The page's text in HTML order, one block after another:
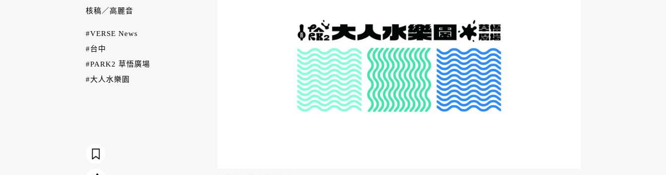
核稿／高麗音
#VERSE News
#台中
#PARK2 草悟廣場
#大人水樂園